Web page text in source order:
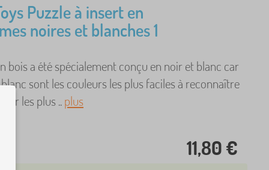
Puzzle à insert en
noires et blanches 1
bois a été spécialement conçu en noir et blanc car
sont les couleurs les plus faciles à reconnaître
les plus ..plus
11,80 €